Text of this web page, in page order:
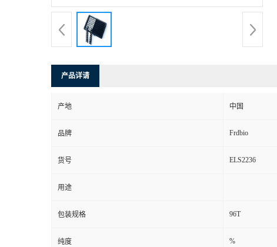
产品详请
产地 中国
品牌 Frdbio
货号 ELS2236
用途
包装规格 96T
纯度 %